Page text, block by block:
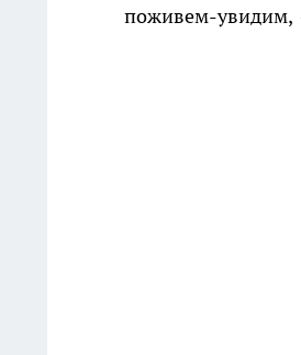
поживем-увидим,